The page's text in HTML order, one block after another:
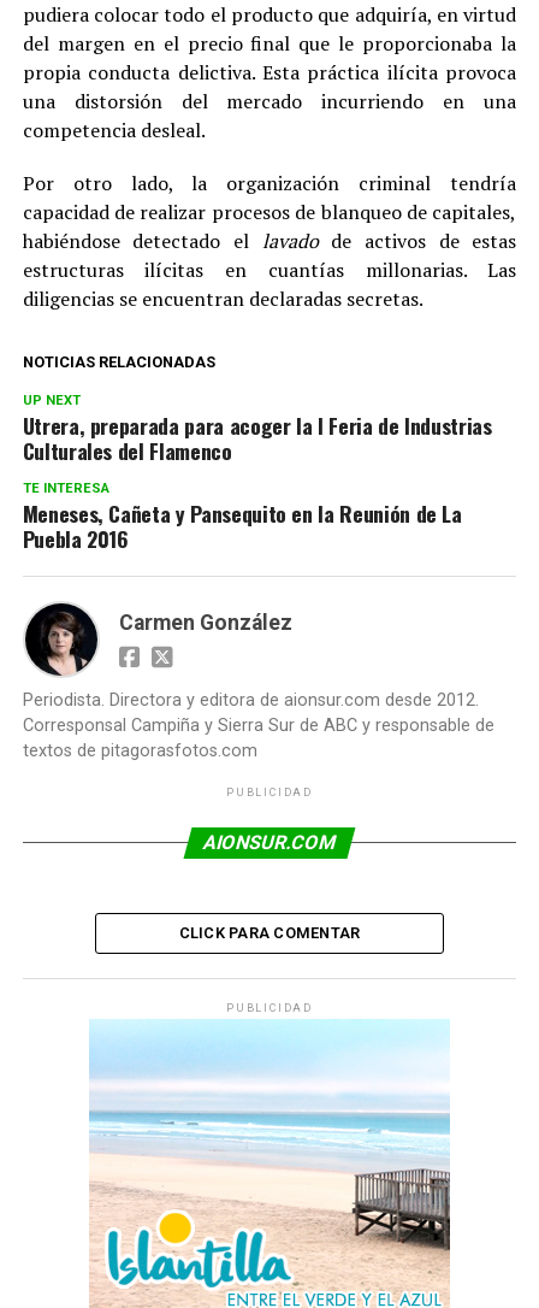
pudiera colocar todo el producto que adquiría, en virtud
del margen en el precio final que le proporcionaba la
propia conducta delictiva. Esta práctica ilícita provoca
una distorsión del mercado incurriendo en una
competencia desleal.
Por otro lado, la organización criminal tendría
capacidad de realizar procesos de blanqueo de capitales,
habiéndose detectado el lavadode activos de estas
estructuras ilícitas en cuantías millonarias.Las
diligencias se encuentran declaradas secretas.
NOTICIAS RELACIONADAS
UP NEXT
Utrera, preparada para acoger la I Feria de Industrias
Culturales del Flamenco
TE INTERESA
Meneses, Cañeta y Pansequito en la Reunión de La
Puebla 2016
Carmen González
Periodista. Directora y editora de aionsur.com desde 2012.
Corresponsal Campiña y Sierra Sur de ABC y responsable de
textos de pitagorasfotos.com
PUBLICIDAD
AIONSUR.COM
CLICK PARA COMENTAR
PUBLICIDAD